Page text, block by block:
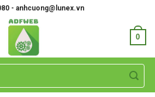
- anhcuong@lunex.vn
0